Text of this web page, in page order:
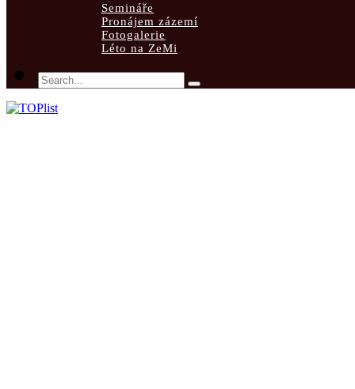
Semináře
Pronájem zázemí
Fotogalerie
Léto na ZeMi